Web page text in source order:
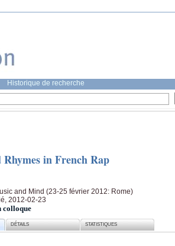
Historique de recherche
Rhymes in French Rap
and Mind (23-25 février 2012: Rome)
2012-02-23
colloque
DÉTAILS STATISTIQUES